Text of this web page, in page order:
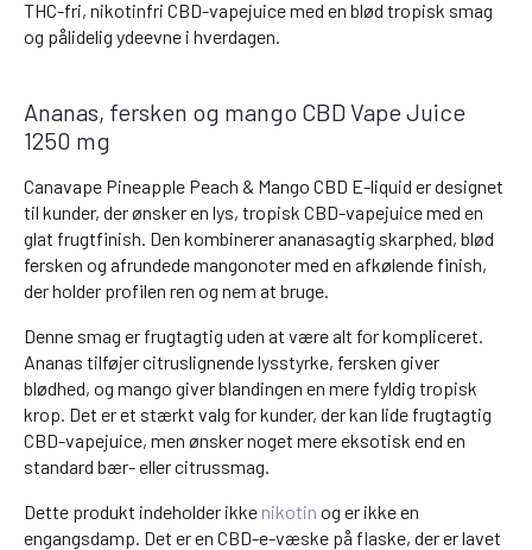
THC-fri, nikotinfri CBD-vapejuice med en blød tropisk smag
og pålidelig ydeevne i hverdagen.
Ananas, fersken og mango CBD Vape Juice
1250 mg
Canavape Pineapple Peach & Mango CBD E-liquid er designet
til kunder, der ønsker en lys, tropisk CBD-vapejuice med en
glat frugtfinish. Den kombinerer ananasagtig skarphed, blød
fersken og afrundede mangonoter med en afkølende finish,
der holder profilen ren og nem at bruge.
Denne smag er frugtagtig uden at være alt for kompliceret.
Ananas tilføjer citruslignende lysstyrke, fersken giver
blødhed, og mango giver blandingen en mere fyldig tropisk
krop. Det er et stærkt valg for kunder, der kan lide frugtagtig
CBD-vapejuice, men ønsker noget mere eksotisk end en
standard bær- eller citrussmag.
Dette produkt indeholder ikke nikotin og er ikke en
engangsdamp. Det er en CBD-e-væske på flaske, der er lavet